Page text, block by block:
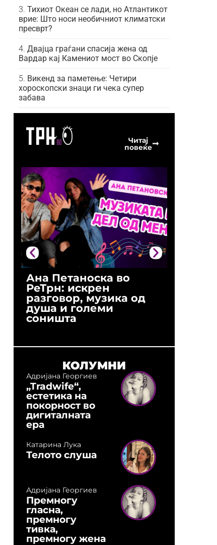
Тихиот Океан се лади, но Атлантикот
врие: Што носи необичниот климатски
пресврт?
Двајца граѓани спасија жена од
Вардар кај Камениот мост во Скопје
Викенд за паметење: Четири
хороскопски знаци ги чека супер
забава
Читај
повеќе
Ана Петаноска во
РеТрн: искрен
разговор, музика од
душа и големи
соништа
КОЛУМНИ
Адријана Георгиев
„Tradwife“,
естетика на
покорност во
дигиталната
ера
Катарина Лука
Телото слуша
Адријана Георгиев
Премногу
гласна,
премногу
тивка,
премногу жена